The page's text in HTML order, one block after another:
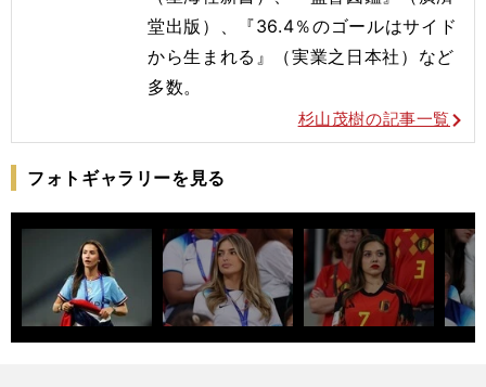
堂出版）、『36.4％のゴールはサイド
から生まれる』（実業之日本社）など
多数。
杉山茂樹の記事一覧
フォトギャラリーを見る